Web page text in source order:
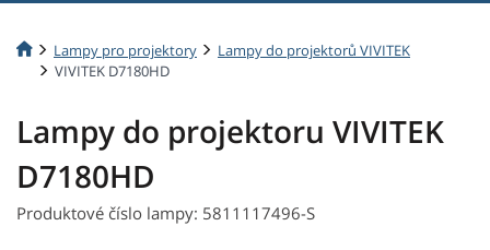
Lampy pro projektory
Lampy do projektorů VIVITEK
VIVITEK D7180HD
Lampy do projektoru VIVITEK
D7180HD
Produktové číslo lampy: 5811117496-S